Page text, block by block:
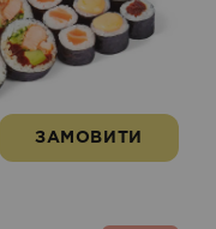
ЗАМОВИТИ